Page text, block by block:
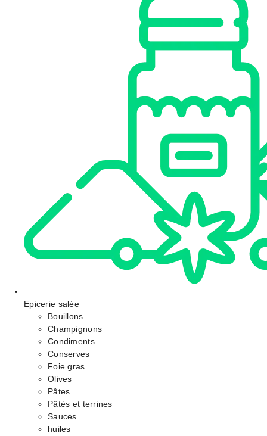
Epicerie salée
Bouillons
Champignons
Condiments
Conserves
Foie gras
Olives
Pâtes
Pâtés et terrines
Sauces
huiles